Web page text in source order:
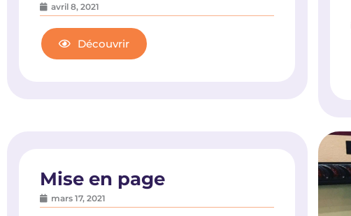
avril 8, 2021
Découvrir
Mise en page
mars 17, 2021